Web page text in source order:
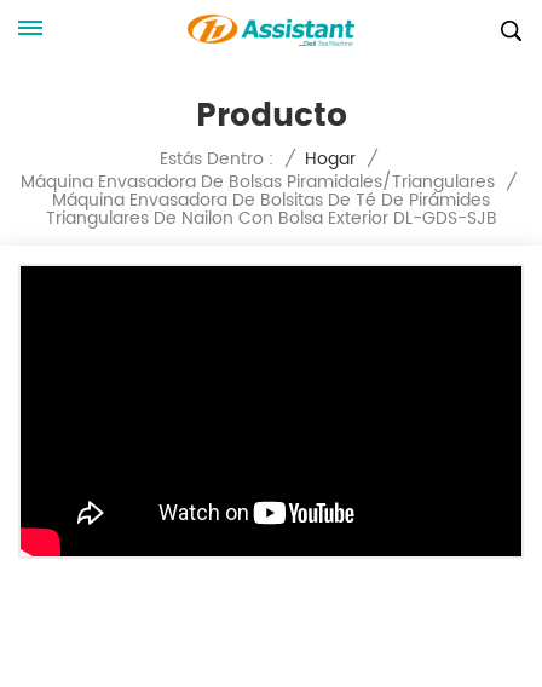
Producto
Estás Dentro : / Hogar /
Máquina Envasadora De Bolsas Piramidales/triangulares /
Máquina Envasadora De Bolsitas De Té De Pirámides
Triangulares De Nailon Con Bolsa Exterior DL-GDS-SJB